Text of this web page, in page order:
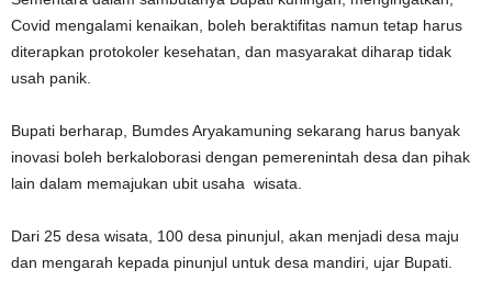
Covid mengalami kenaikan, boleh beraktifitas namun tetap harus
diterapkan protokoler kesehatan, dan masyarakat diharap tidak
usah panik.
Bupati berharap, Bumdes Aryakamuning sekarang harus banyak
inovasi boleh berkaloborasi dengan pemerenintah desa dan pihak
lain dalam memajukan ubit usaha wisata.
Dari 25 desa wisata, 100 desa pinunjul, akan menjadi desa maju
dan mengarah kepada pinunjul untuk desa mandiri, ujar Bupati.